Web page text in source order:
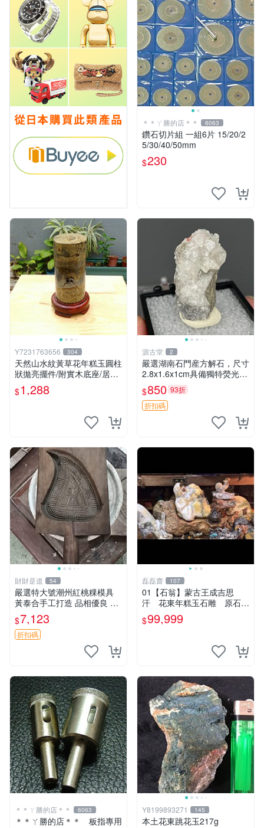
＊＊ㄚ勝的店＊＊ 6063
鑽石切片組 一組6片 15/20/2
5/30/40/50mm
$230
Y7231763656 304
天然山水紋黃草花年糕玉圓柱
狀拋亮擺件/附實木底座/居家
藝術擺件超好看，珍藏品出
清，重約1490公克
$1,288
源古堂 2
嚴選湖南石門産方解石，尺寸
2.8x1.6x1cm具備獨特熒光效
果，適合收藏與鑑賞 方解石
熒光 收藏
$850 93折
折扣碼
財財是道 54
嚴選特大號潮州紅桃粿模具
黃泰合手工打造 品相優良 潮
州紅桃粿模具 大號 特殊工藝
黃泰合 特大號潮州紅桃粿模
具 黃泰合推薦品相佳 特大尺
$7,123
折扣碼
磊磊齋 107
01【石翁】蒙古王成吉思
汗 花東年糕玉石雕 原石隨
型手工巧雕 3000ｇ 原
木瘤檯王座
$99,999
＊＊ㄚ勝的店＊＊ 6063
＊＊ㄚ勝的店＊＊ 板指專用
Y8199893271 145
本土花東跳花玉217g